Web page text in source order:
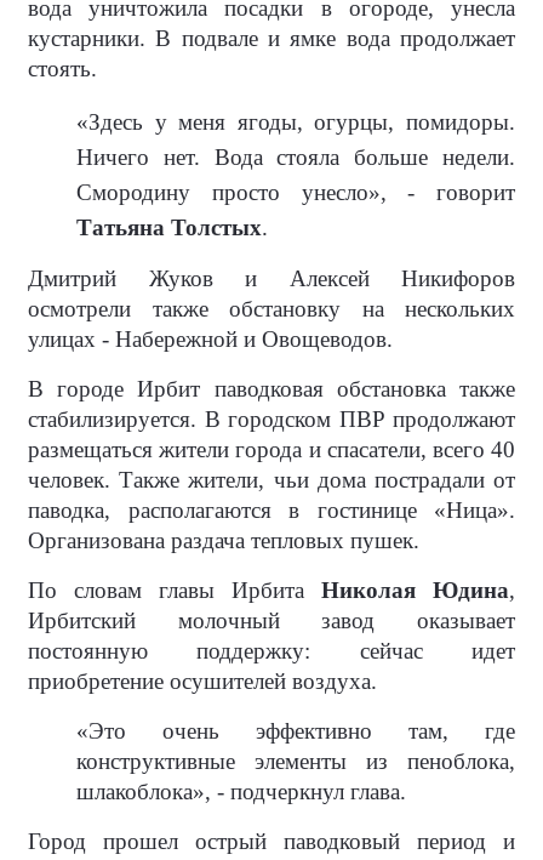
вода уничтожила посадки в огороде, унесла
кустарники. В подвале и ямке вода продолжает
стоять.
«Здесь у меня ягоды, огурцы, помидоры.
Ничего нет. Вода стояла больше недели.
Смородину просто унесло», - говорит
Татьяна Толстых.
Дмитрий Жуков и Алексей Никифоров
осмотрели также обстановку на нескольких
улицах - Набережной и Овощеводов.
В городе Ирбит паводковая обстановка также
стабилизируется. В городском ПВР продолжают
размещаться жители города и спасатели, всего 40
человек. Также жители, чьи дома пострадали от
паводка, располагаются в гостинице «Ница».
Организована раздача тепловых пушек.
По словам главы Ирбита Николая Юдина,
Ирбитский молочный завод оказывает
постоянную поддержку: сейчас идет
приобретение осушителей воздуха.
«Это очень эффективно там, где
конструктивные элементы из пеноблока,
шлакоблока», - подчеркнул глава.
Город прошел острый паводковый период и